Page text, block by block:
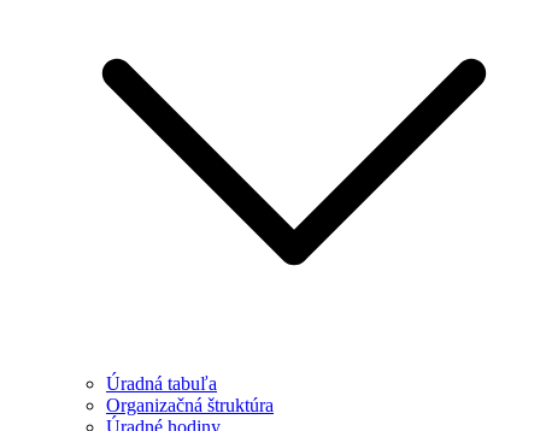
Úradná tabuľa
Organizačná štruktúra
Úradné hodiny